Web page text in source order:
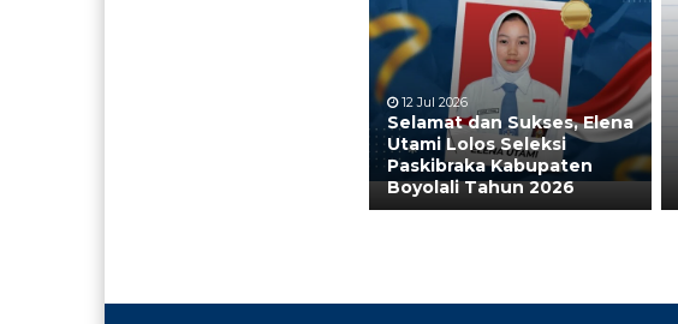
12 Jul 2026
Selamat dan Sukses, Elena
Utami Lolos Seleksi
Paskibraka Kabupaten
Boyolali Tahun 2026